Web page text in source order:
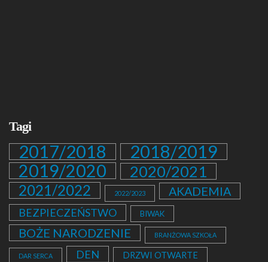
Tagi
2017/2018 2018/2019
2019/2020 2020/2021
2021/2022 2022/2023 AKADEMIA
BEZPIECZEŃSTWO BIWAK
BOŻE NARODZENIE BRANŻOWA SZKOŁA
DAR SERCA DEN DRZWI OTWARTE